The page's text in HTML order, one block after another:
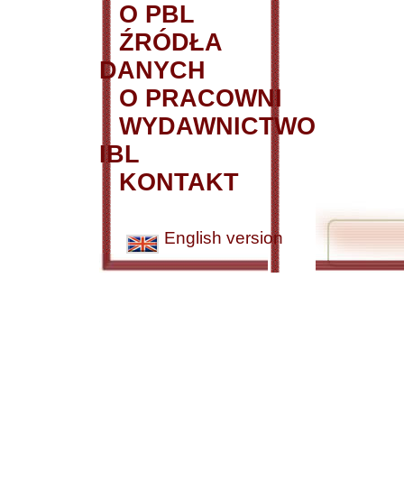
O PBL
ŹRÓDŁA
DANYCH
O PRACOWNI
WYDAWNICTWO
IBL
KONTAKT
English version